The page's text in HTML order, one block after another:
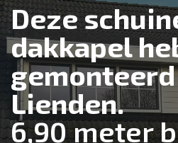
Deze
dakkapel
Lienden.
6,90 meter